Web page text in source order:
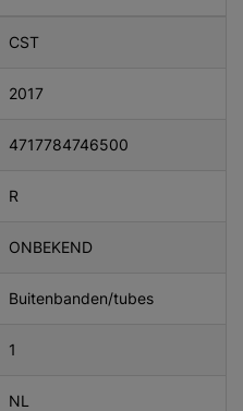
CST
2017
4717784746500
R
ONBEKEND
Buitenbanden/tubes
1
NL